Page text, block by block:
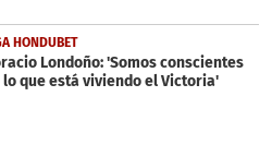
HONDUBET
Londoño: 'Somos conscientes
lo que está viviendo el Victoria'